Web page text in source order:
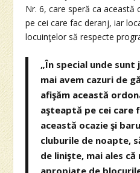
Nr. 6, care speră ca această
pe cei care fac deranj, iar
locuinţelor să respecte
„În special unde
mai avem cazuri de
afişăm această
aşteaptă pe cei care
această ocazie şi
cluburile de noapte,
de linişte, mai ales
apropiate de